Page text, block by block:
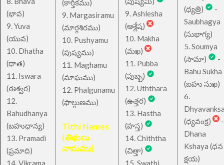
(భావ)
9. Yuva
(యువ)
10. Dhatha
(ధాత)
11. Iswara
(ఈశ్వర)
12.
Bahudhanya
(బహుధాన్య)
13. Pramadi
(ప్రమాది)
14. Vikrama
(కార్తీకము)
9. Margasiramu
(మార్గశిరము)
10. Pushyamu
(పుష్యము)
11. Maghamu
(మాఘము)
12. Phalgunamu
(ఫాల్గుణము)
Tithi Names
(తిథులు
నామము)
9. Ashlesha
(ఆశ్లేష)
10. Makha
(మఖ)
11. Pubba
(పుబ్బ)
12. Uththara
(ఉత్తర)
13. Hastha
(హస్త)
14. Chiththa
(చిత్తా)
15. Swathi
(ధ్యత్రి)
-
Saubhagya
(సుభాగ్య)
5. Soumya
(సౌమా)
-
Bahu Sukha
(బహు సుఖ)
6.
(ధ్యవంక్ష)
-
Dhana
Kshaya (ధన
క్షయ)